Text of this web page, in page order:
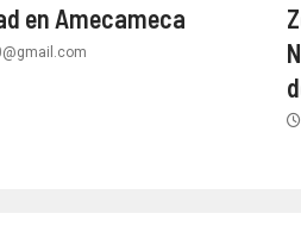
en Amecameca